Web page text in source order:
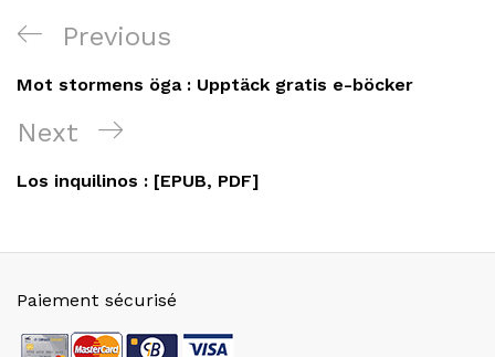
Navigation
de
l’article
Previous
Post
Previous
Mot stormens öga : Upptäck gratis e-böcker
Next
Post
Next
Los inquilinos : [EPUB, PDF]
Paiement sécurisé